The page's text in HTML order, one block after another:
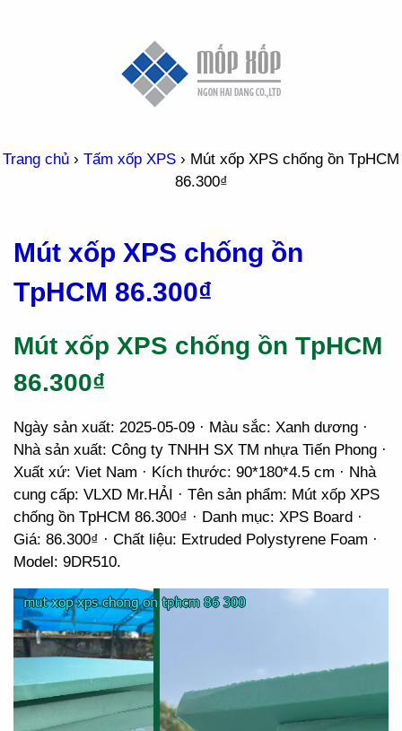
Trang chủ › Tấm xốp XPS › Mút xốp XPS chống ồn TpHCM
86.300₫
Mút xốp XPS chống ồn
TpHCM 86.300₫
Mút xốp XPS chống ồn TpHCM
86.300₫
Ngày sản xuất: 2025-05-09 · Màu sắc: Xanh dương ·
Nhà sản xuất: Công ty TNHH SX TM nhựa Tiến Phong ·
Xuất xứ: Viet Nam · Kích thước: 90*180*4.5 cm · Nhà
cung cấp: VLXD Mr.HẢI · Tên sản phẩm: Mút xốp XPS
chống ồn TpHCM 86.300₫ · Danh mục: XPS Board ·
Giá: 86.300₫ · Chất liệu: Extruded Polystyrene Foam ·
Model: 9DR510.